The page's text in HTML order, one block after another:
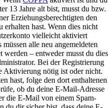
13 Jahre alt bist, musst du bzw.
Erziehungsberechtigten den
hast. Wenn dies nicht
vielleicht aktiviert
alle neu angemeldeten
werden – entweder musst du dies
Bei der Registrierung
Aktivierung nötig ist oder nicht.
hast, folge den dort enthaltenen
ob du deine E-Mail-Adresse
die E-Mail von einem Spam-